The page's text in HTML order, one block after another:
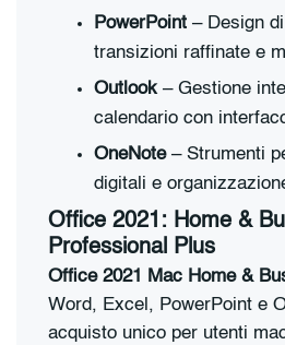
PowerPoint – Design
transizioni raffinate e
Outlook – Gestione
calendario con
OneNote– Strumenti
digitali e
Office 2021: Home &
Professional Plus
Office 2021 Mac Home &
Word, Excel, PowerPoint e
acquisto unico per utenti